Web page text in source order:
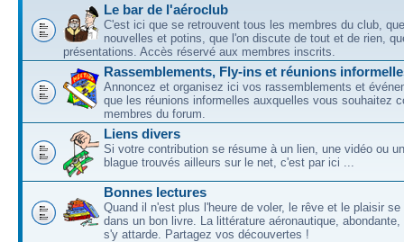
Le bar de l'aéroclub
C'est ici que se retrouvent tous les membres du club,
nouvelles et potins, que l'on discute de tout et de rien,
présentations. Accès réservé aux membres inscrits.
Rassemblements, Fly-ins et réunions
Annoncez et organisez ici vos rassemblements et
que les réunions informelles auxquelles vous souhaitez
membres du forum.
Liens divers
Si votre contribution se résume à un lien, une vidéo ou
blague trouvés ailleurs sur le net, c'est par ici ...
Bonnes lectures
Quand il n'est plus l'heure de voler, le rêve et le plaisir se
dans un bon livre. La littérature aéronautique, abondante,
s'y attarde. Partagez vos découvertes !